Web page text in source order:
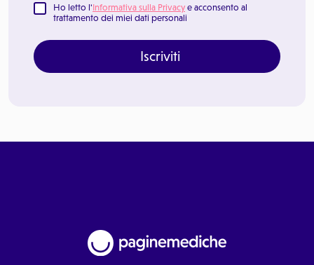
Ho letto l'Informativa sulla Privacy e acconsento al
trattamento dei miei dati personali
Iscriviti